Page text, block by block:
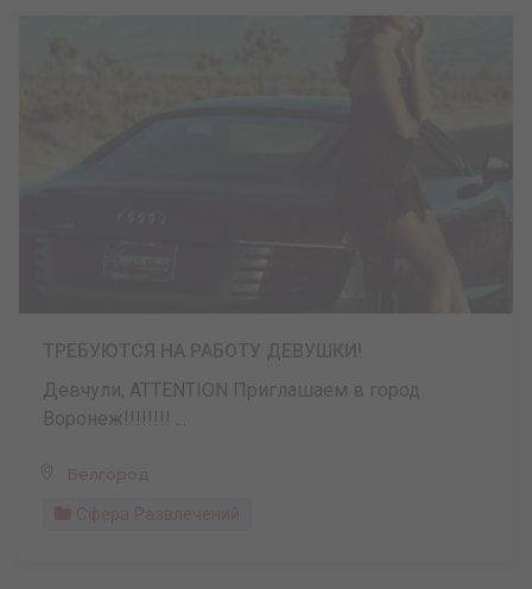
Девчули, ATTENTION Приглашаем в город
Воронеж!!!!!!!! ...
Белгород
Сфера Развлечений